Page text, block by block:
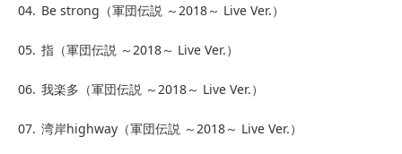
04. Be strong（軍団伝説 ～2018～ Live Ver.）
05. 指（軍団伝説 ～2018～ Live Ver.）
06. 我楽多（軍団伝説 ～2018～ Live Ver.）
07. 湾岸highway（軍団伝説 ～2018～ Live Ver.）